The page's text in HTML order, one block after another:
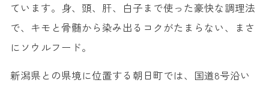
ています。身、頭、肝、白子まで使った豪快な調理法
で、キモと骨髄から染み出るコクがたまらない、まさ
にソウルフード。
新潟県との県境に位置する朝日町では、国道8号沿い